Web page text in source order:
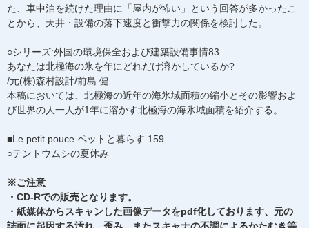
た、車中泊を続けた理由に「屋内が怖い」という回答が多かったこ
とから、天井・設備の落下速度と衝撃力の関係を検討した。
○シリーズ:外国の環境保全および建築設備事情83
あなたは北極海の氷を年にどれだけ溶かしているか?
/元(株)森村設計/前島 健
本稿においては、北極海の近年の海氷域面積の縮小とその影響およ
び世界の人一人が1年に溶かす北極海の海氷域面積を紹介する。
■Le petit pouce ペットと暮らす 159
○テントウムシの夏休み
※ご注意
・CD-Rでの販売となります。
・紙媒体からスキャンした画像データをpdf化しております、元の